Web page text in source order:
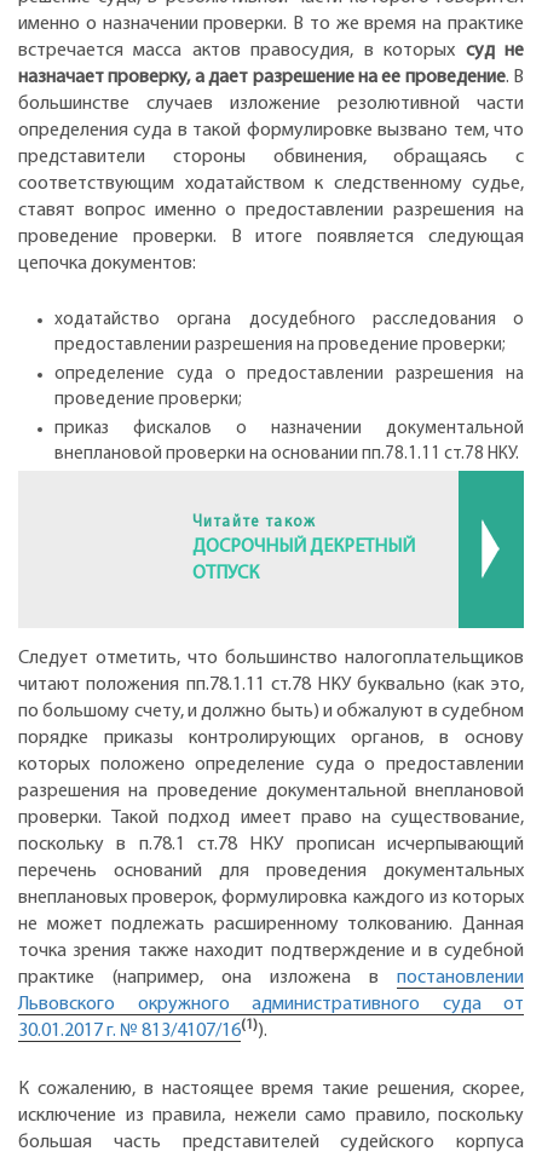
именно о назначении проверки. В то же время на практике
встречается масса актов правосудия, в которых суд не
назначает проверку, а дает разрешение на ее проведение. В
большинстве случаев изложение резолютивной части
определения суда в такой формулировке вызвано тем, что
представители стороны обвинения, обращаясь с
соответствующим ходатайством к следственному судье,
ставят вопрос именно о предоставлении разрешения на
проведение проверки. В итоге появляется следующая
цепочка документов:
ходатайство органа досудебного расследования о
предоставлении разрешения на проведение проверки;
определение суда о предоставлении разрешения на
проведение проверки;
приказ фискалов о назначении документальной
внеплановой проверки на основании пп.78.1.11 ст.78 НКУ.
Читайте також
ДОСРОЧНЫЙ ДЕКРЕТНЫЙ
ОТПУСК
Следует отметить, что большинство налогоплательщиков
читают положения пп.78.1.11 ст.78 НКУ буквально (как это,
по большому счету, и должно быть) и обжалуют в судебном
порядке приказы контролирующих органов, в основу
которых положено определение суда о предоставлении
разрешения на проведение документальной внеплановой
проверки. Такой подход имеет право на существование,
поскольку в п.78.1 ст.78 НКУ прописан исчерпывающий
перечень оснований для проведения документальных
внеплановых проверок, формулировка каждого из которых
не может подлежать расширенному толкованию. Данная
точка зрения также находит подтверждение и в судебной
практике (например, она изложена в постановлении
Львовского окружного административного суда от
30.01.2017 г. № 813/4107/16(1)).
К сожалению, в настоящее время такие решения, скорее,
исключение из правила, нежели само правило, поскольку
большая часть представителей судейского корпуса